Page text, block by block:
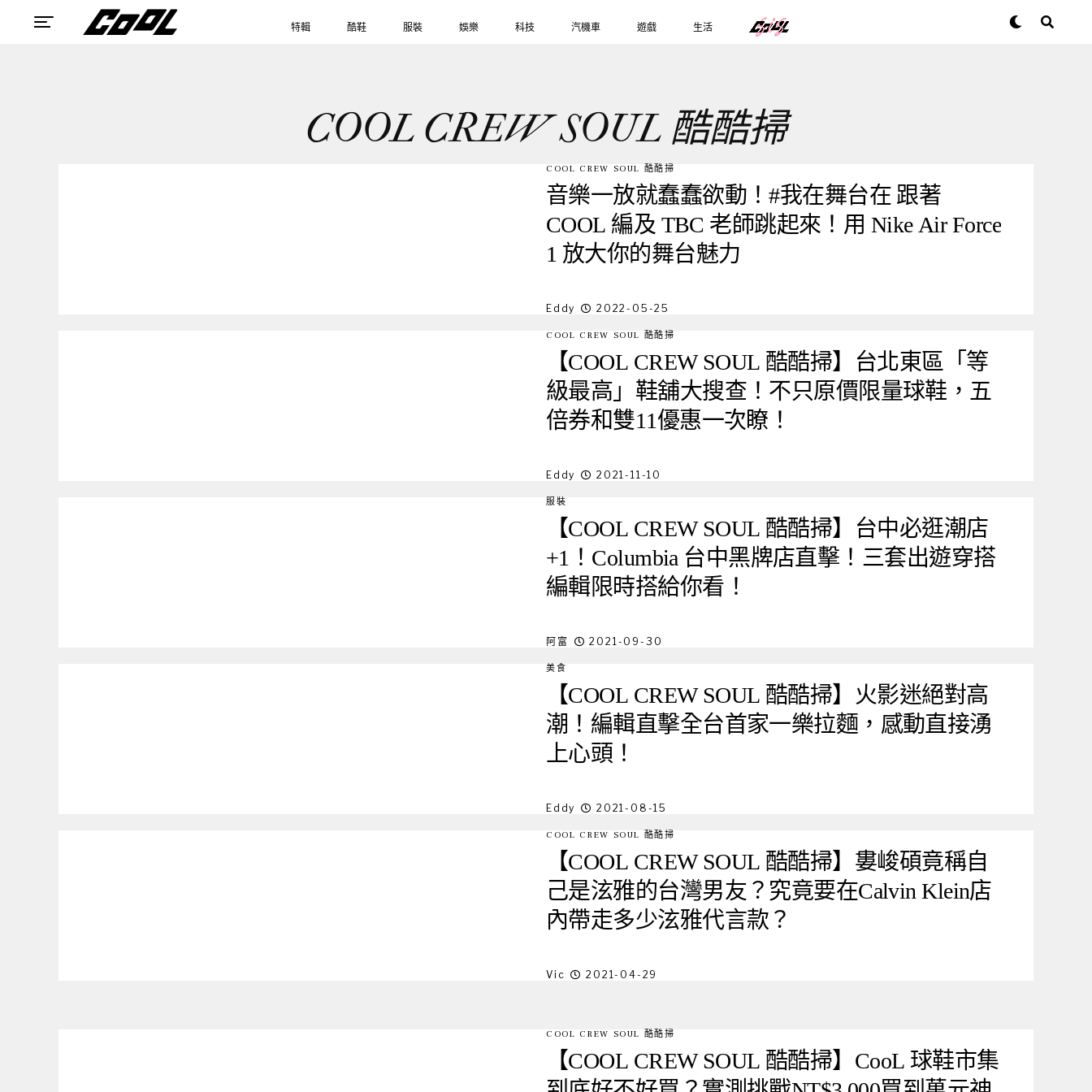
特輯 酷鞋 服裝 娛樂 科技 汽機車 遊戲 生活
COOL CREW SOUL 酷酷掃
COOL CREW SOUL 酷酷掃
音樂一放就蠢蠢欲動！#我在舞台在 跟著
COOL 編及 TBC 老師跳起來！用 Nike Air Force
1 放大你的舞台魅力
Eddy 2022-05-25
COOL CREW SOUL 酷酷掃
【COOL CREW SOUL 酷酷掃】台北東區「等
級最高」鞋舖大搜查！不只原價限量球鞋，五
倍券和雙11優惠一次瞭！
Eddy 2021-11-10
服裝
【COOL CREW SOUL 酷酷掃】台中必逛潮店
+1！Columbia 台中黑牌店直擊！三套出遊穿搭
編輯限時搭給你看！
阿富 2021-09-30
美食
【COOL CREW SOUL 酷酷掃】火影迷絕對高
潮！編輯直擊全台首家一樂拉麵，感動直接湧
上心頭！
Eddy 2021-08-15
COOL CREW SOUL 酷酷掃
【COOL CREW SOUL 酷酷掃】婁峻碩竟稱自
己是泫雅的台灣男友？究竟要在Calvin Klein店
內帶走多少泫雅代言款？
Vic 2021-04-29
COOL CREW SOUL 酷酷掃
【COOL CREW SOUL 酷酷掃】CooL 球鞋市集